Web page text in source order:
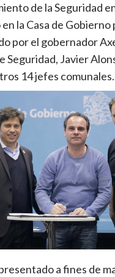
de la Seguridad
la Casa de Gobierno
por el gobernador
Seguridad, Javier
14 jefes comunales.
a fines de